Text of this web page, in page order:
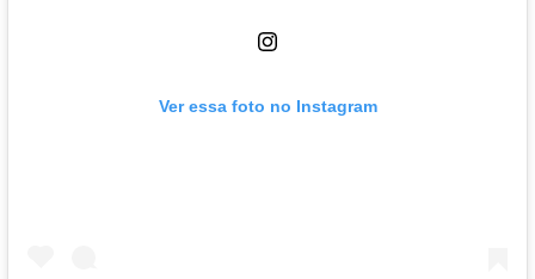
Ver essa foto no Instagram